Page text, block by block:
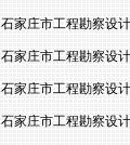
石家庄市工程勘察设
石家庄市工程勘察设
石家庄市工程勘察设
石家庄市工程勘察设